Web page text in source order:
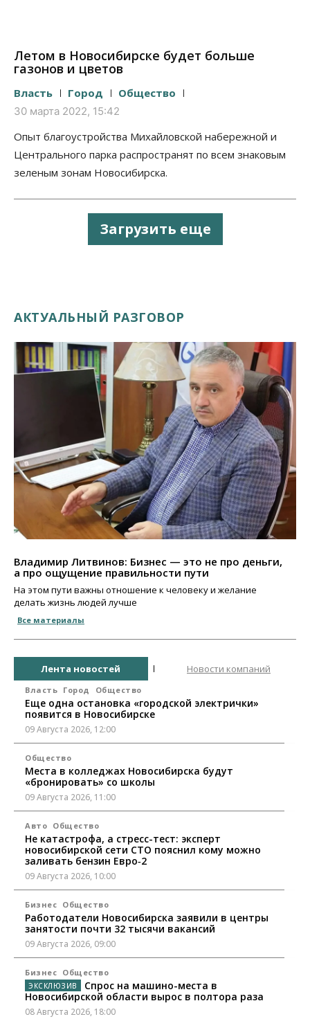
Летом в Новосибирске будет больше
газонов и цветов
Власть Город Общество
30 марта 2022, 15:42
Опыт благоустройства Михайловской набережной и
Центрального парка распространят по всем знаковым
зеленым зонам Новосибирска.
Загрузить еще
АКТУАЛЬНЫЙ РАЗГОВОР
Владимир Литвинов: Бизнес — это не про деньги,
а про ощущение правильности пути
На этом пути важны отношение к человеку и желание
делать жизнь людей лучше
Все материалы
Лента новостей Новости компаний
Власть Город Общество
Еще одна остановка «городской электрички»
появится в Новосибирске
09 Августа 2026, 12:00
Общество
Места в колледжах Новосибирска будут
«бронировать» со школы
09 Августа 2026, 11:00
Авто Общество
Не катастрофа, а стресс-тест: эксперт
новосибирской сети СТО пояснил кому можно
заливать бензин Евро‑2
09 Августа 2026, 10:00
Бизнес Общество
Работодатели Новосибирска заявили в центры
занятости почти 32 тысячи вакансий
09 Августа 2026, 09:00
Бизнес Общество
Спрос на машино-места в
Новосибирской области вырос в полтора раза
08 Августа 2026, 18:00